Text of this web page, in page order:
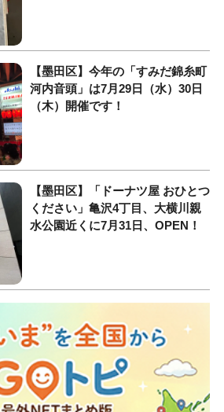
【墨田区】今年の「すみだ錦糸町
河内音頭」は7月29日（水）30日
（木）開催です！
【墨田区】「ドーナツ屋 おひとつ
ください」亀沢4丁目、大横川親
水公園近くに7月31日、OPEN！